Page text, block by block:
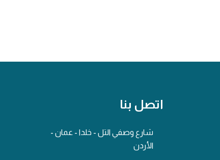
اتصل بنا
شارع وصفي التل - خلدا - عمان -
الأردن